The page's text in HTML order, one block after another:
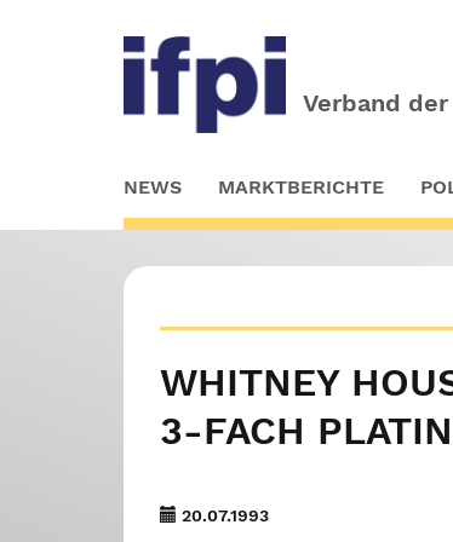
Verband
to
main
NEWS MARKTBERICHTE
WHITNEY
3-FACH PLATIN
20.07.1993